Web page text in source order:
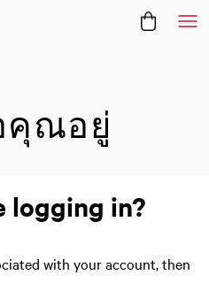
คุณอยู่
logging in?
with your account, then